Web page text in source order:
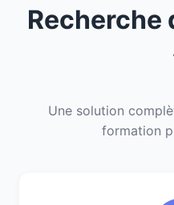
Recherche
Une solution
formation